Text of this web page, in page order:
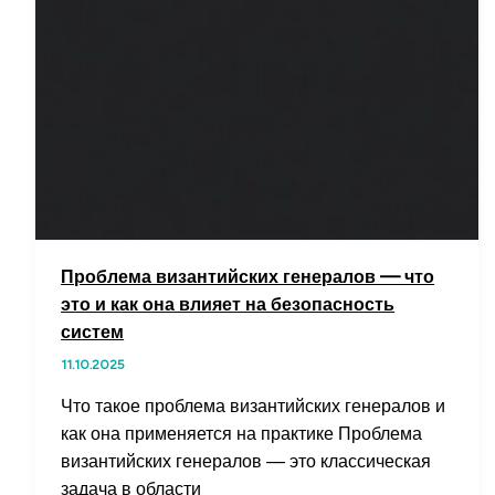
Проблема византийских генералов — что
это и как она влияет на безопасность
систем
11.10.2025
Что такое проблема византийских генералов и
как она применяется на практике Проблема
византийских генералов — это классическая
задача в области